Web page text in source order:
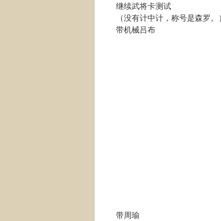
继续武将卡测试
（没有计中计，称号是森罗。
带机械吕布
带周瑜